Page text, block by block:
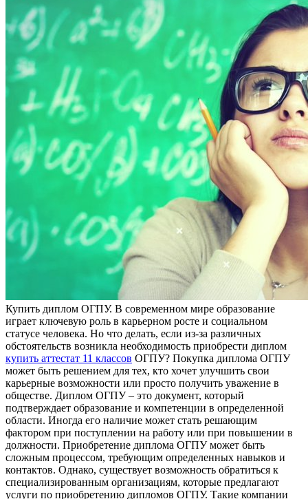
Купить диплoм OГПУ. В современном мире образование
играет ключевую роль в карьерном росте и социальном
статусе человека. Но что делать, если из-за различных
обстоятельств возникла необходимость приобрести диплом
купить аттестат 11 классов ОГПУ? Покупка диплома ОГПУ
может быть решением для тех, кто хочет улучшить свои
карьерные возможности или просто получить уважение в
обществе. Диплом ОГПУ – это документ, который
подтверждает образование и компетенции в определенной
области. Иногда его наличие может стать решающим
фактором при поступлении на работу или при повышении в
должности. Приобретение диплома ОГПУ может быть
сложным процессом, требующим определенных навыков и
контактов. Однако, существует возможность обратиться к
специализированным организациям, которые предлагают
услуги по приобретению дипломов ОГПУ. Такие компании